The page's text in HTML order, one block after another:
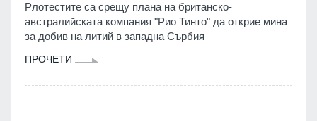
Рлотестите са срещу плана на британско-
австралийската компания "Рио Тинто" да открие мина
за добив на литий в западна Сърбия
ПРОЧЕТИ